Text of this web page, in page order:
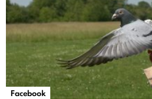
Facebook